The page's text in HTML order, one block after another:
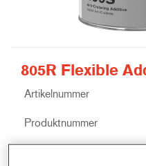
805R Flexible
Artikelnummer
Produktnummer